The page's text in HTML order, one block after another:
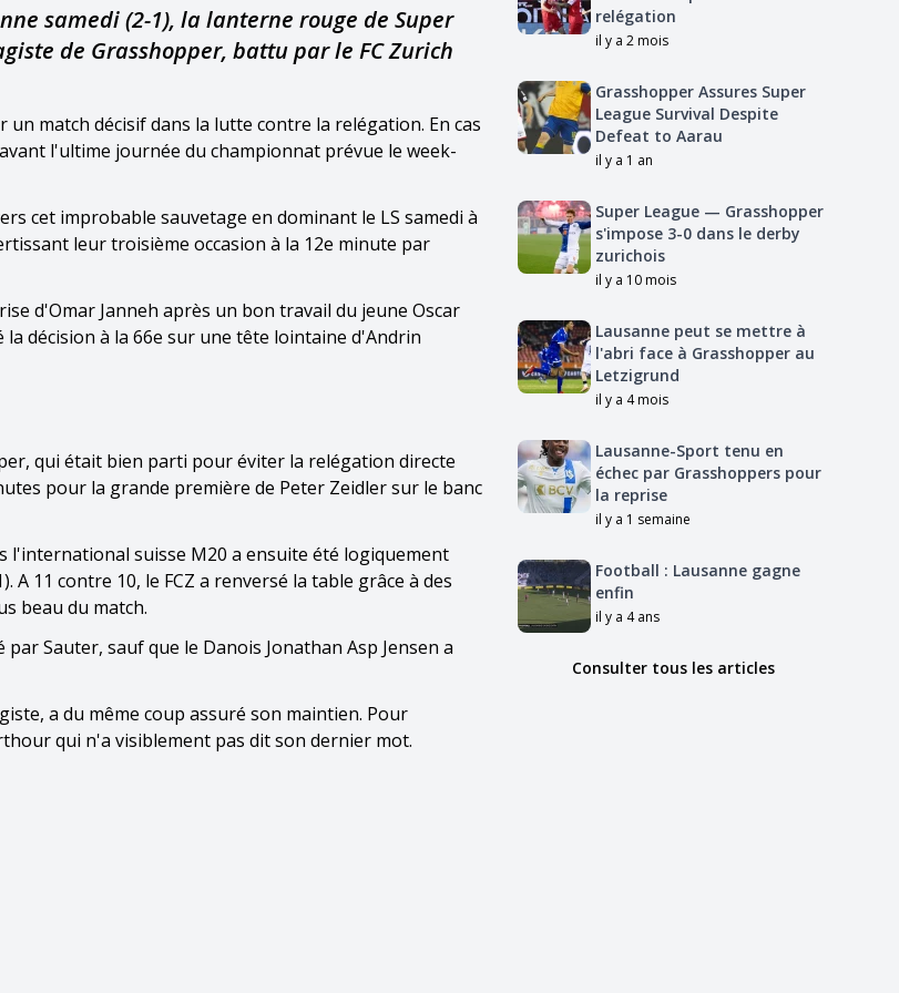
samedi (2-1), la lanterne rouge de Super
de Grasshopper, battu par le FC Zurich
match décisif dans la lutte contre la relégation. En cas
l'ultime journée du championnat prévue le week-
cet improbable sauvetage en dominant le LS samedi à
leur troisième occasion à la 12e minute par
d'Omar Janneh après un bon travail du jeune Oscar
décision à la 66e sur une tête lointaine d'Andrin
qui était bien parti pour éviter la relégation directe
pour la grande première de Peter Zeidler sur le banc
l'international suisse M20 a ensuite été logiquement
11 contre 10, le FCZ a renversé la table grâce à des
beau du match.
Sauter, sauf que le Danois Jonathan Asp Jensen a
a du même coup assuré son maintien. Pour
qui n'a visiblement pas dit son dernier mot.
relégation
il y a 2 mois
Grasshopper Assures Super
League Survival Despite
Defeat to Aarau
il y a 1 an
Super League — Grasshopper
s'impose 3-0 dans le derby
zurichois
il y a 10 mois
Lausanne peut se mettre à
l'abri face à Grasshopper au
Letzigrund
il y a 4 mois
Lausanne-Sport tenu en
échec par Grasshoppers pour
la reprise
il y a 1 semaine
Football : Lausanne gagne
enfin
il y a 4 ans
Consulter tous les articles